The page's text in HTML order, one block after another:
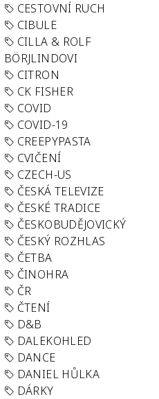
CESTOVNÍ RUCH
CIBULE
CILLA & ROLF
BÖRJLINDOVI
CITRON
CK FISHER
COVID
COVID-19
CREEPYPASTA
CVIČENÍ
CZECH-US
ČESKÁ TELEVIZE
ČESKÉ TRADICE
ČESKOBUDĚJOVICKÝ
ČESKÝ ROZHLAS
ČETBA
ČINOHRA
ČR
ČTENÍ
D&B
DALEKOHLED
DANCE
DANIEL HŮLKA
DÁRKY